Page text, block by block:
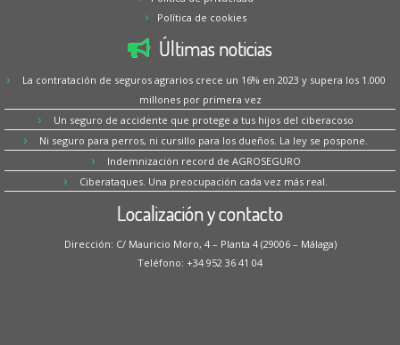
Política de cookies
Últimas noticias
La contratación de seguros agrarios crece un 16% en 2023 y supera los 1.000
millones por primera vez
Un seguro de accidente que protege a tus hijos del ciberacoso
Ni seguro para perros, ni cursillo para los dueños. La ley se pospone.
Indemnización record de AGROSEGURO
Ciberataques. Una preocupación cada vez más real.
Localización y contacto
Dirección: C/ Mauricio Moro, 4 – Planta 4 (29006 – Málaga)
Teléfono: +34 952 36 41 04